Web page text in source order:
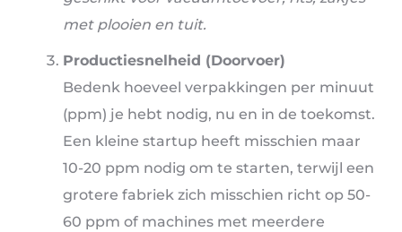
met plooien en tuit.
Productiesnelheid (Doorvoer)
Bedenk hoeveel verpakkingen per minuut
(ppm) je hebt nodig, nu en in de toekomst.
Een kleine startup heeft misschien maar
10-20 ppm nodig om te starten, terwijl een
grotere fabriek zich misschien richt op 50-
60 ppm of machines met meerdere